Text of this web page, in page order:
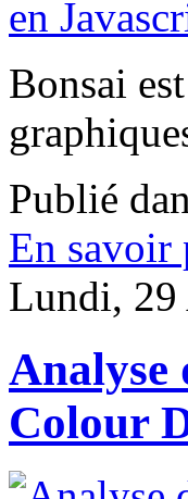
Bonsai
Publié
En savoir
Lundi,
Analyse
Colour